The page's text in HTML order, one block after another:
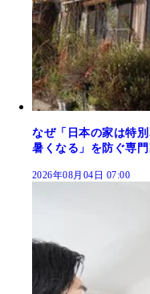
なぜ「日本の家は特
暑くなる」を防ぐ専
2026年08月04日 07:00